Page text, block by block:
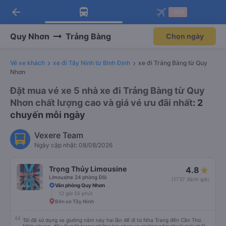
Tải app Vexere ngay!
Nhận ưu đãi thành viên độc
Mở app
Tải app Vexere
-30k/ghế khi đặt vé máy bay qua
Mở app
arrow_back
Quy Nhơn Trảng Bàng Chọn ngày
Vé xe khách xe đi Tây Ninh từ Bình Định
xe đi Trảng Bàng từ Quy
Nhơn
Đặt mua vé xe 5 nhà xe đi Trảng Bàng từ Quy
Nhơn chất lượng cao và giá vé ưu đãi nhất: 2
chuyến mỗi ngày
Vexere Team
Ngày cập nhật: 08/08/2026
Trọng Thủy Limousine
Limousine 24 phòng Đôi
4.8
(1737 đánh giá)
Văn phòng Quy Nhơn
12 giờ 55 phút
Bến xe Tây Ninh
Tôi đã sử dụng xe giường nằm này hai lần để đi từ Nha Trang đến Cần Thơ.